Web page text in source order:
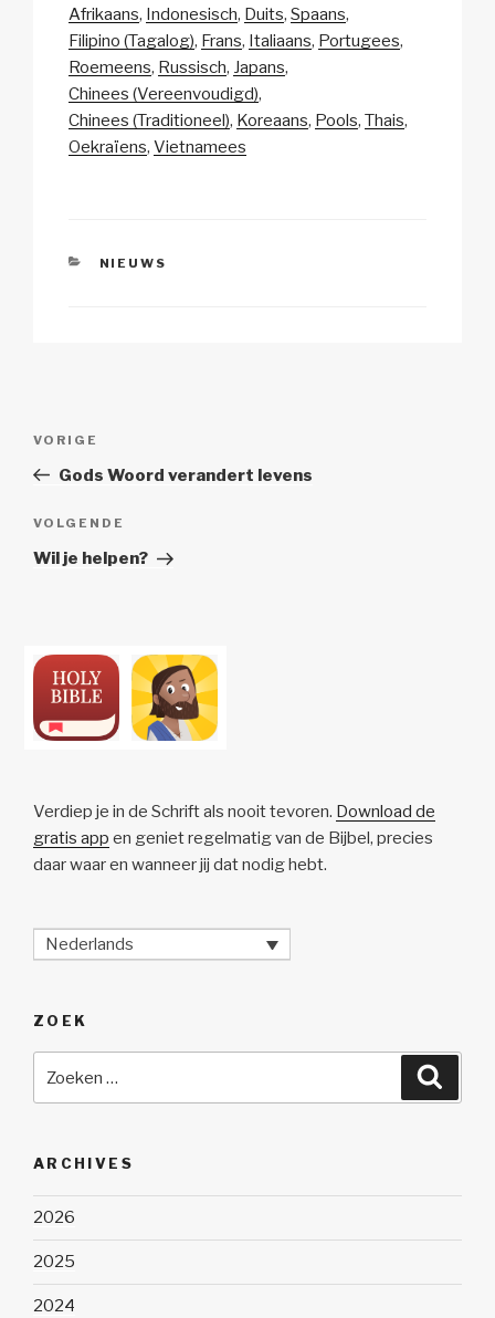
y
Li
n
k
e
b
o
o
s
A
p
p
p
h
n
Afrikaans Indonesisch Duits Spaans
Filipino (Tagalog) Frans Italiaans Portugees
Roemeens Russisch Japans
Chinees (Vereenvoudigd)
Chinees (Traditioneel) Koreaans Pools Thais
Oekraïens Vietnamees
CATEGORIEËN
NIEUWS
Vorig
bericht
VORIGE
Gods Woord verandert levens
Volgend
Bericht
VOLGENDE
Wil je helpen?
Verdiep je in de Schrift als nooit tevoren. Download de
gratis app en geniet regelmatig van de Bijbel, precies
daar waar en wanneer jij dat nodig hebt.
Nederlands
ZOEK
naar:
ARCHIVES
2026
2025
2024